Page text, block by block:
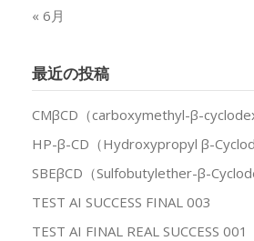
« 6月
最近の投稿
CMβCD（carboxymethyl-β-
HP-β-CD（Hydroxypropyl β-
SBEβCD（Sulfobutylether-β-
TEST AI SUCCESS FINAL 003
TEST AI FINAL REAL SUCCESS 001